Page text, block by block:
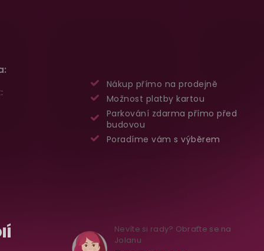
Nákup přímo na prodejně
Možnost platby kartou
Parkování zdarma přímo před
budovou
Poradíme vám s výběrem
Nevíte si rady? Obraťte se na
Jolanu